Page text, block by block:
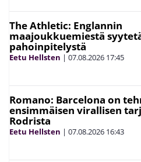
The Athletic: Englannin
maajoukkuemiestä
pahoinpitelystä
Eetu Hellsten | 07.08.2026 17:45
Romano: Barcelona on
ensimmäisen virallisen
Rodrista
Eetu Hellsten | 07.08.2026 16:43